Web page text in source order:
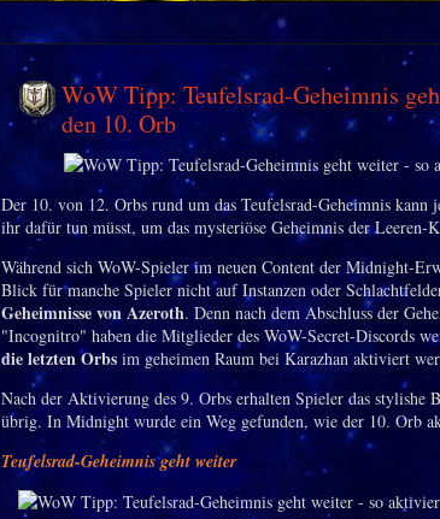
WoW Tipp: Teufelsrad-Geheimnis
den 10. Orb
Der 10. von 12. Orbs rund um das Teufelsrad-Geheimnis
ihr dafür tun müsst, um das mysteriöse Geheimnis der Leeren-
Während sich WoW-Spieler im neuen Content der Midnight-
Blick für manche Spieler nicht auf Instanzen oder
Geheimnisse von Azeroth. Denn nach dem Abschluss der
"Incognitro" haben die Mitglieder des WoW-Secret-Discords
die letzten Orbsim geheimen Raum bei Karazhan aktiviert
Nach der Aktivierung des 9. Orbs erhalten Spieler das stylishe
übrig. In Midnight wurde ein Weg gefunden, wie der 10. Orb
Teufelsrad-Geheimnis geht weiter